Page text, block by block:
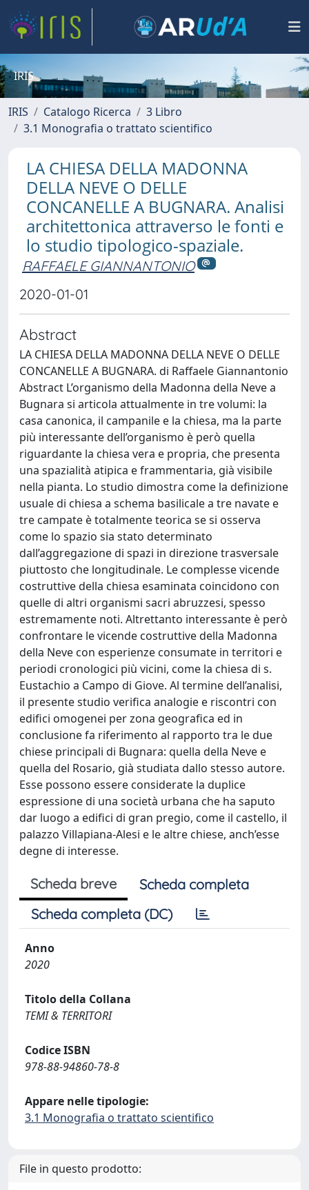
IRIS
IRIS Catalogo Ricerca
3 Libro
3.1 Monografia o trattato scientifico
LA CHIESA DELLA MADONNA
DELLA NEVE O DELLE
CONCANELLE A BUGNARA. Analisi
architettonica attraverso le fonti e
lo studio tipologico-spaziale.
RAFFAELE GIANNANTONIO
2020-01-01
Abstract
LA CHIESA DELLA MADONNA DELLA NEVE O DELLE
CONCANELLE A BUGNARA. di Raffaele Giannantonio
Abstract L’organismo della Madonna della Neve a
Bugnara si articola attualmente in tre volumi: la
casa canonica, il campanile e la chiesa, ma la parte
più interessante dell’organismo è però quella
riguardante la chiesa vera e propria, che presenta
una spazialità atipica e frammentaria, già visibile
nella pianta. Lo studio dimostra come la definizione
usuale di chiesa a schema basilicale a tre navate e
tre campate è totalmente teorica se si osserva
come lo spazio sia stato determinato
dall’aggregazione di spazi in direzione trasversale
piuttosto che longitudinale. Le complesse vicende
costruttive della chiesa esaminata coincidono con
quelle di altri organismi sacri abruzzesi, spesso
estremamente noti. Altrettanto interessante è però
confrontare le vicende costruttive della Madonna
della Neve con esperienze consumate in territori e
periodi cronologici più vicini, come la chiesa di s.
Eustachio a Campo di Giove. Al termine dell’analisi,
il presente studio verifica analogie e riscontri con
edifici omogenei per zona geografica ed in
conclusione fa riferimento al rapporto tra le due
chiese principali di Bugnara: quella della Neve e
quella del Rosario, già studiata dallo stesso autore.
Esse possono essere considerate la duplice
espressione di una società urbana che ha saputo
dar luogo a edifici di gran pregio, come il castello, il
palazzo Villapiana-Alesi e le altre chiese, anch’esse
degne di interesse.
Scheda breve
Scheda completa
Scheda completa (DC)
Anno
2020
Titolo della Collana
TEMI & TERRITORI
Codice ISBN
978-88-94860-78-8
Appare nelle tipologie:
3.1 Monografia o trattato scientifico
File in questo prodotto: